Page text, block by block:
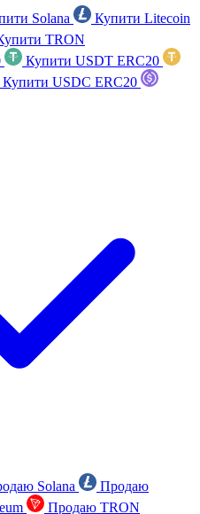
Solana
Купити Litecoin
TRON
Купити USDT ERC20
Купити USDC ERC20
Solana
Продаю
Продаю TRON